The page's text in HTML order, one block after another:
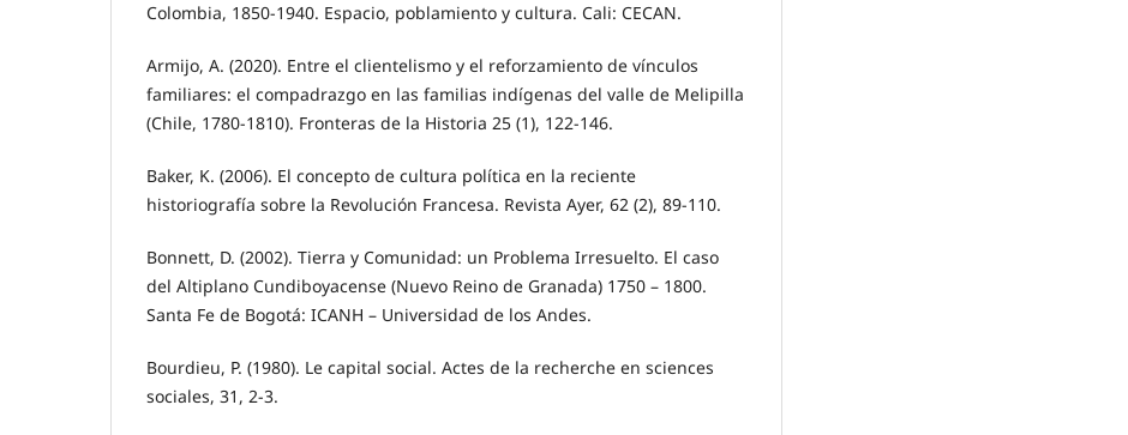
Colombia, 1850-1940. Espacio, poblamiento y cultura. Cali: CECAN.
Armijo, A. (2020). Entre el clientelismo y el reforzamiento de vínculos
familiares: el compadrazgo en las familias indígenas del valle de Melipilla
(Chile, 1780-1810). Fronteras de la Historia 25 (1), 122-146.
Baker, K. (2006). El concepto de cultura política en la reciente
historiografía sobre la Revolución Francesa. Revista Ayer, 62 (2), 89-110.
Bonnett, D. (2002). Tierra y Comunidad: un Problema Irresuelto. El caso
del Altiplano Cundiboyacense (Nuevo Reino de Granada) 1750 – 1800.
Santa Fe de Bogotá: ICANH – Universidad de los Andes.
Bourdieu, P. (1980). Le capital social. Actes de la recherche en sciences
sociales, 31, 2-3.